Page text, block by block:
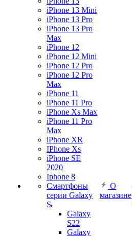
iPhone 13 Mini
iPhone 13 Pro
iPhone 13 Pro
Max
iPhone 12
iPhone 12 Mini
iPhone 12 Pro
iPhone 12 Pro
Max
iPhone 11
iPhone 11 Pro
iPhone Xs Max
iPhone 11 Pro
Max
iPhone XR
IPhone Xs
iPhone SE
2020
Iphone 8
Смартфоны
серии Galaxy
S
Galaxy
S22
Galaxy
О
магазине